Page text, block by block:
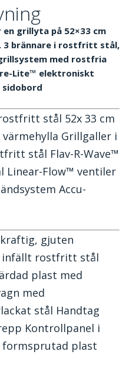
grillyta på 52×33 cm
3 brännare i rostfritt stål,
med rostfria
Lite™ elektroniskt
52x 33 cm
Grillgaller i
Accu-
gjuten
infällt rostfritt stål
plast med
Handtag
i
hjul i formsprutad plast